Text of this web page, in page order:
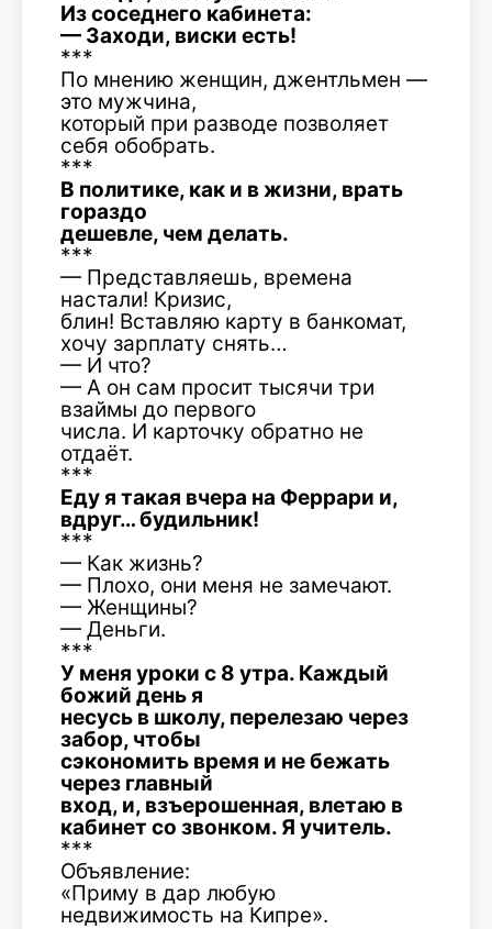
Из соседнего кабинета:
— Заходи, виски есть!
***
По мнению женщин, джентльмен —
это мужчина,
который при разводе позволяет
себя обобрать.
***
В политике, как и в жизни, врать
гораздо
дешевле, чем делать.
***
— Представляешь, времена
настали! Кризис,
блин! Вставляю карту в банкомат,
хочу зарплату снять…
— И что?
— А он сам просит тысячи три
взаймы до первого
числа. И карточку обратно не
отдаёт.
***
Еду я такая вчера на Феррари и,
вдруг… будильник!
***
— Как жизнь?
— Плохо, они меня не замечают.
— Женщины?
— Деньги.
***
У меня уроки с 8 утра. Каждый
божий день я
несусь в школу, перелезаю через
забор, чтобы
сэкономить время и не бежать
через главный
вход, и, взъерошенная, влетаю в
кабинет со звонком. Я учитель.
***
Объявление:
«Приму в дар любую
недвижимость на Кипре».